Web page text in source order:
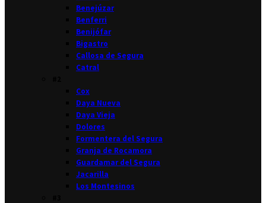
Benejúzar
Benferri
Benijófar
Bigastro
Callosa de Segura
Catral
Cox
Daya Nueva
Daya Vieja
Dolores
Formentera del Segura
Granja de Rocamora
Guardamar del Segura
Jacarilla
Los Montesinos